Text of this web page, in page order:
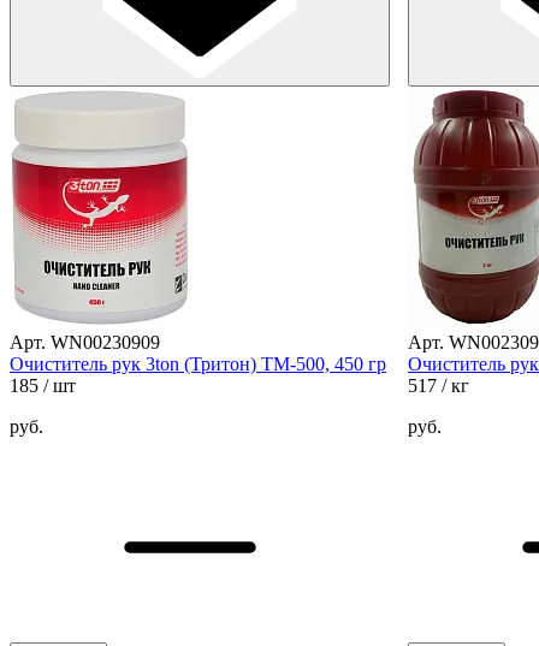
Арт. WN00230909
Очиститель рук 3ton (Тритон) ТМ-500, 450 гр
185 / шт
руб.
Арт.
Очиститель
517 / кг
руб.